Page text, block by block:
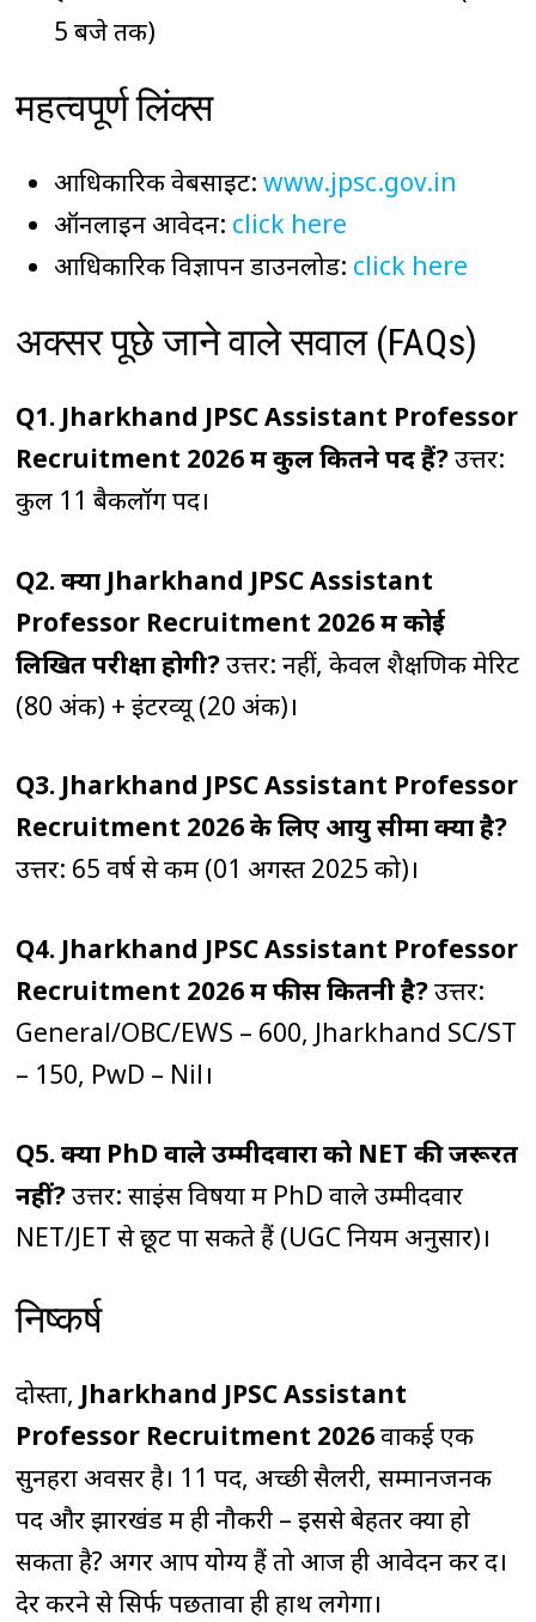
5 बजे तक)
महत्वपूर्ण लिंक्स
आधिकारिक वेबसाइट: www.jpsc.gov.in
ऑनलाइन आवेदन: click here
आधिकारिक विज्ञापन डाउनलोड: click here
अक्सर पूछे जाने वाले सवाल (FAQs)
Q1. Jharkhand JPSC Assistant Professor
Recruitment 2026 में कुल कितने पद हैं?उत्तर:
कुल 11 बैकलॉग पद।
Q2. क्या Jharkhand JPSC Assistant
Professor Recruitment 2026 में कोई
लिखित परीक्षा होगी?उत्तर: नहीं, केवल शैक्षणिक मेरिट
(80 अंक) + इंटरव्यू (20 अंक)।
Q3. Jharkhand JPSC Assistant Professor
Recruitment 2026 के लिए आयु सीमा क्या है?
उत्तर: 65 वर्ष से कम (01 अगस्त 2025 को)।
Q4. Jharkhand JPSC Assistant Professor
Recruitment 2026 में फीस कितनी है?उत्तर:
General/OBC/EWS – ₹600, Jharkhand SC/ST
– ₹150, PwD – Nil।
Q5. क्या PhD वाले उम्मीदवारों को NET की जरूरत
नहीं?उत्तर: साइंस विषयों में PhD वाले उम्मीदवार
NET/JET से छूट पा सकते हैं (UGC नियम अनुसार)।
निष्कर्ष
दोस्तों, Jharkhand JPSC Assistant
Professor Recruitment 2026वाकई एक
सुनहरा अवसर है। 11 पद, अच्छी सैलरी, सम्मानजनक
पद और झारखंड में ही नौकरी – इससे बेहतर क्या हो
सकता है? अगर आप योग्य हैं तो आज ही आवेदन कर दें।
देर करने से सिर्फ पछतावा ही हाथ लगेगा।